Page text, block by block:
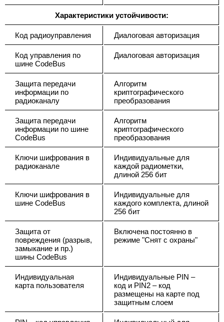
Характеристики устойчивости:
Код радиоуправления Диалоговая авторизация
Код управления по
шине CodeBus
Диалоговая авторизация
Защита передачи
информации по
радиоканалу
Алгоритм
криптографического
преобразования
Защита передачи
информации по шине
CodeBus
Алгоритм
криптографического
преобразования
Ключи шифрования в
радиоканале
Индивидуальные для
каждой радиометки,
длиной 256 бит
Ключи шифрования в
шине CodeBus
Индивидуальные для
каждого комплекта, длиной
256 бит
Защита от
повреждения (разрыв,
замыкание и пр.)
шины CodeBus
Включена постоянно в
режиме "Снят с охраны"
Индивидуальная
карта пользователя
Индивидуальные PIN –
код и PIN2 – код
размещены на карте под
защитным слоем